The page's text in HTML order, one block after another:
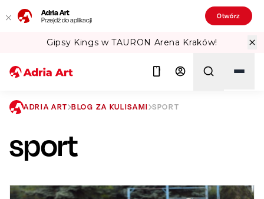
Adria Art
Przejdź do aplikacji Otwórz
Sprawdź Teatralne Lato w PKiN!
ADRIA ART BLOG ZA KULISAMI SPORT
sport